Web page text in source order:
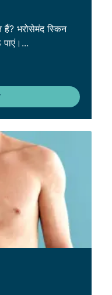
हैं? भरोसेमंद स्किन